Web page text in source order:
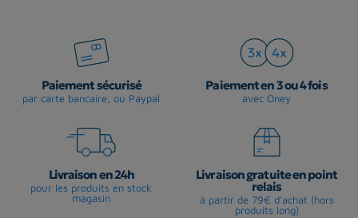
Paiement sécurisé
par carte bancaire, ou Paypal
Paiement en 3 ou 4 fois
avec Oney
Livraison en 24h
pour les produits en stock
magasin
Livraison gratuite en point
relais
à partir de 79€ d'achat (hors
produits long)